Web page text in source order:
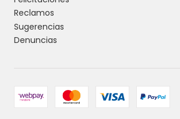
Reclamos
Sugerencias
Denuncias